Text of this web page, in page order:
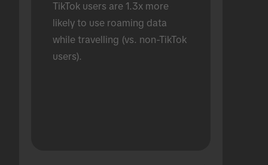
TikTok users are 1.3x more
likely to use roaming data
while travelling (vs. non-TikTok
users).